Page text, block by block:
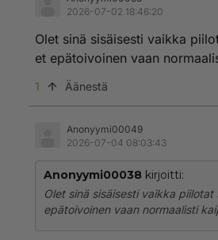
2026-07-02 18:46:20
Olet sinä sisäisesti vaikka
et epätoivoinen vaan
1 Äänestä
Anonyymi00049
2026-07-04 08:03:43
Anonyymi00038 kirjoitti:
Olet sinä sisäisesti vaikka piilotat
epätoivoinen vaan normaalisti